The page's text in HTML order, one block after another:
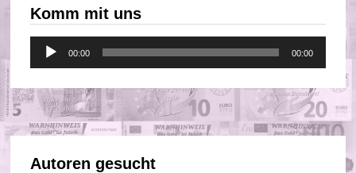
Komm mit uns
Audio-
Player
00:00 00:00
Autoren gesucht